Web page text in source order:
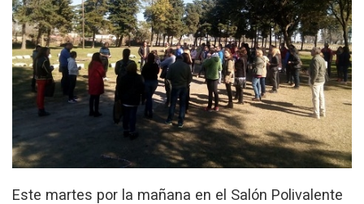
Este martes por la mañana en el Salón Polivalente